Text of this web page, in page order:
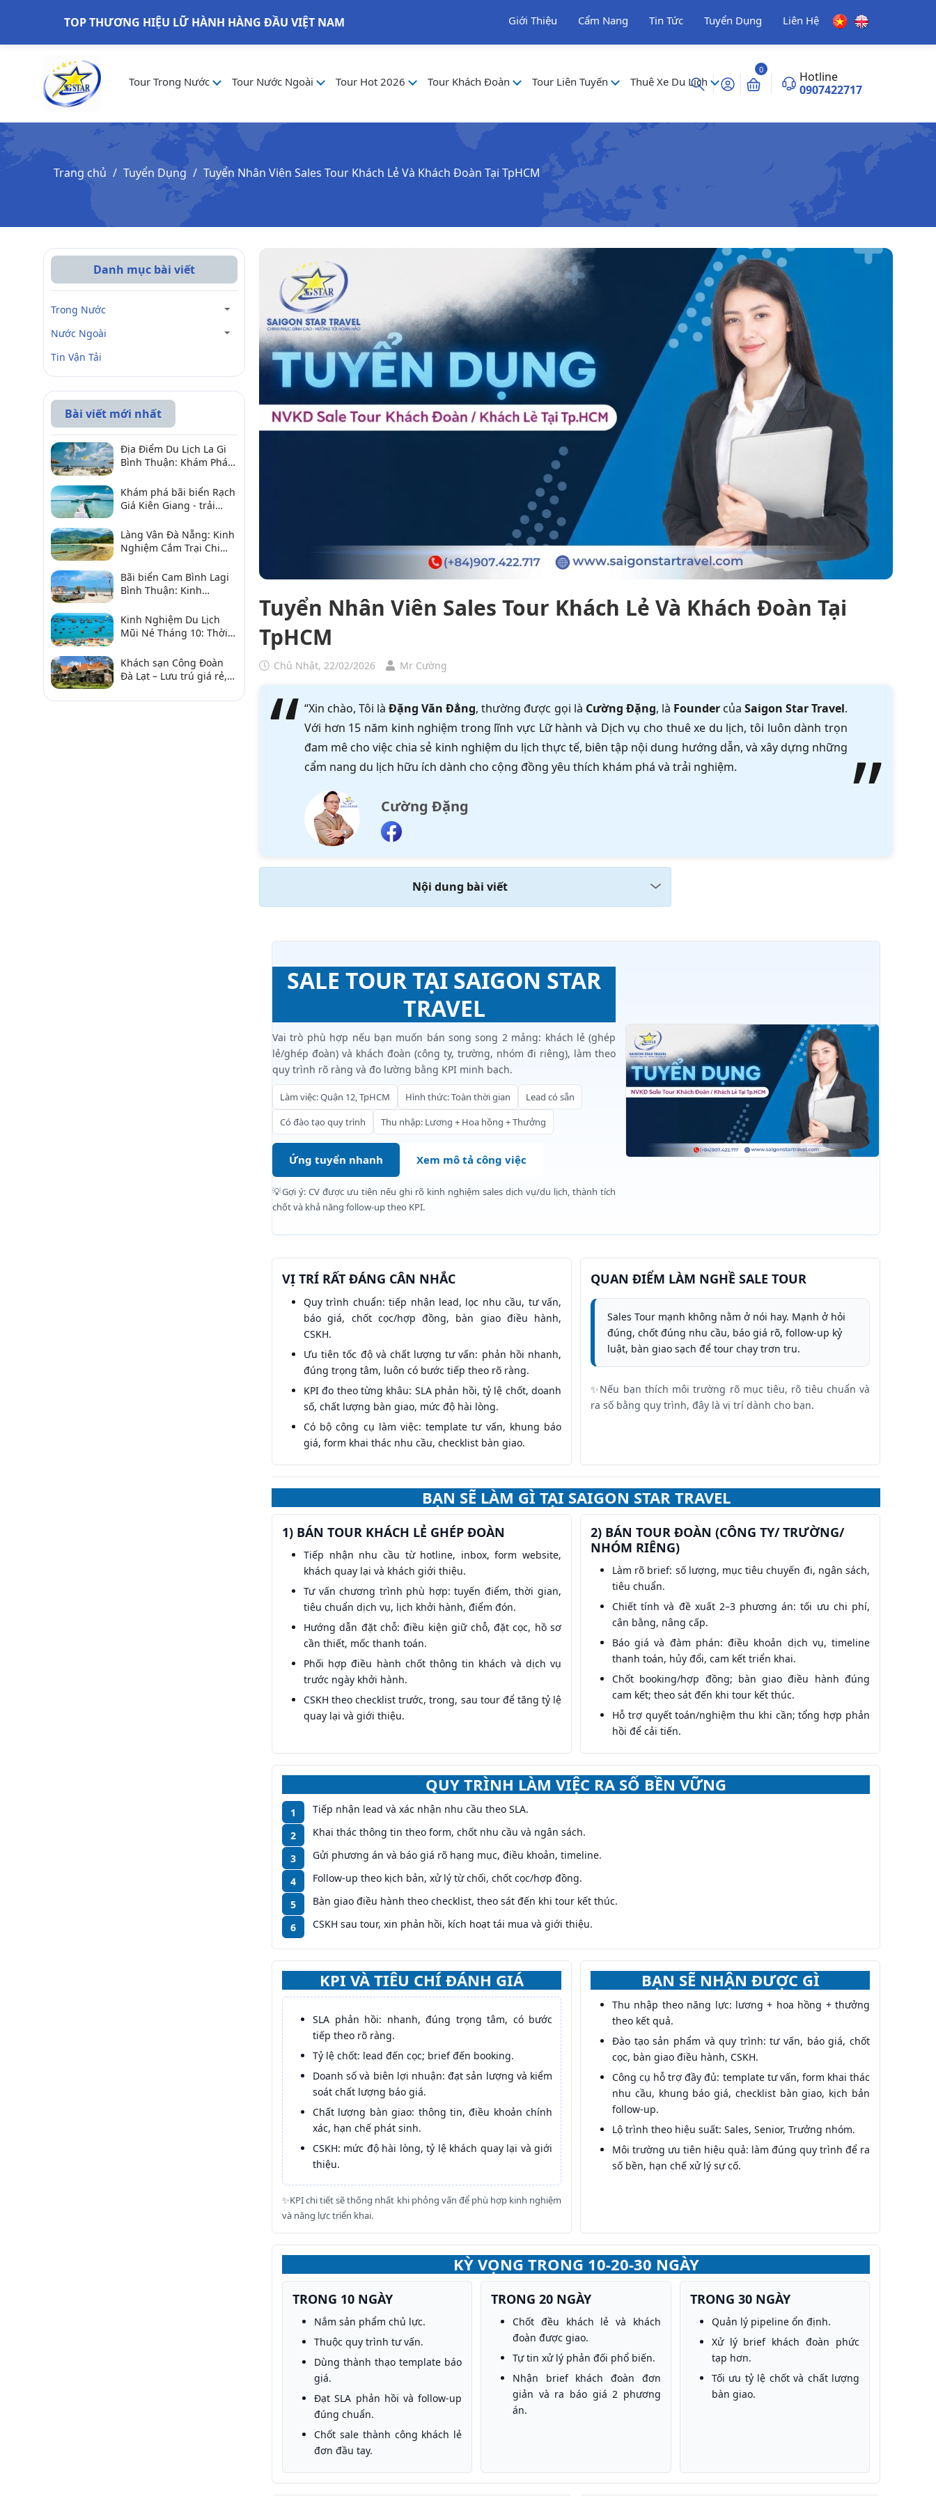
TOP THƯƠNG HIỆU LỮ HÀNH HÀNG ĐẦU VIỆT NAM Giới Thiệu Cẩm Nang Tin Tức Tuyển Dụng Liên Hệ
Tour Trong Nước Tour Nước Ngoài Tour Hot 2026 Tour Khách Đoàn Tour Liên Tuyến Thuê Xe Du Lịch
0
Hotline
0907422717
Trang chủ Tuyển Dụng Tuyển Nhân Viên Sales Tour Khách Lẻ Và Khách Đoàn Tại TpHCM
Tuyển Nhân Viên Sales Tour Khách Lẻ Và Khách Đoàn Tại
TpHCM
Chủ Nhật, 22/02/2026 Mr Cường
“Xin chào, Tôi làĐặng Văn Đẳng, thường được gọi là Cường Đặng, là Foundercủa Saigon Star Travel.
Với hơn 15 năm kinh nghiệm trong lĩnh vực Lữ hành và Dịch vụ cho thuê xe du lịch, tôi luôn dành trọn
đam mê cho việc chia sẻ kinh nghiệm du lịch thực tế, biên tập nội dung hướng dẫn, và xây dựng những
cẩm nang du lịch hữu ích dành cho cộng đồng yêu thích khám phá và trải nghiệm.
Cường Đặng
Nội dung bài viết
SALE TOUR TẠI SAIGON STAR
TRAVEL
Vai trò phù hợp nếu bạn muốn bán song song 2 mảng: khách lẻ (ghép
lẻ/ghép đoàn) và khách đoàn (công ty, trường, nhóm đi riêng), làm theo
quy trình rõ ràng và đo lường bằng KPI minh bạch.
Làm việc: Quận 12, TpHCM Hình thức: Toàn thời gian
Lead có sẵn
Có đào tạo quy trình
Thu nhập: Lương + Hoa hồng + Thưởng
Ứng tuyển nhanh Xem mô tả công việc
💡Gợi ý: CV được ưu tiên nếu ghi rõ kinh nghiệm sales dịch vụ/du lịch, thành tích
chốt và khả năng follow-up theo KPI.
VỊ TRÍ RẤT ĐÁNG CÂN NHẮC
Quy trình chuẩn: tiếp nhận lead, lọc nhu cầu, tư vấn,
báo giá, chốt cọc/hợp đồng, bàn giao điều hành,
CSKH.
Ưu tiên tốc độ và chất lượng tư vấn: phản hồi nhanh,
đúng trọng tâm, luôn có bước tiếp theo rõ ràng.
KPI đo theo từng khâu: SLA phản hồi, tỷ lệ chốt, doanh
số, chất lượng bàn giao, mức độ hài lòng.
Có bộ công cụ làm việc: template tư vấn, khung báo
giá, form khai thác nhu cầu, checklist bàn giao.
QUAN ĐIỂM LÀM NGHỀ SALE TOUR
Sales Tour mạnh không nằm ở nói hay. Mạnh ở hỏi
đúng, chốt đúng nhu cầu, báo giá rõ, follow-up kỷ
luật, bàn giao sạch để tour chạy trơn tru.
✨Nếu bạn thích môi trường rõ mục tiêu, rõ tiêu chuẩn và
ra số bằng quy trình, đây là vị trí dành cho bạn.
BẠN SẼ LÀM GÌ TẠI SAIGON STAR TRAVEL
1) BÁN TOUR KHÁCH LẺ GHÉP ĐOÀN
Tiếp nhận nhu cầu từ hotline, inbox, form website,
khách quay lại và khách giới thiệu.
Tư vấn chương trình phù hợp: tuyến điểm, thời gian,
tiêu chuẩn dịch vụ, lịch khởi hành, điểm đón.
Hướng dẫn đặt chỗ: điều kiện giữ chỗ, đặt cọc, hồ sơ
cần thiết, mốc thanh toán.
Phối hợp điều hành chốt thông tin khách và dịch vụ
trước ngày khởi hành.
CSKH theo checklist trước, trong, sau tour để tăng tỷ lệ
quay lại và giới thiệu.
2) BÁN TOUR ĐOÀN (CÔNG TY/ TRƯỜNG/
NHÓM RIÊNG)
Làm rõ brief: số lượng, mục tiêu chuyến đi, ngân sách,
tiêu chuẩn.
Chiết tính và đề xuất 2–3 phương án: tối ưu chi phí,
cân bằng, nâng cấp.
Báo giá và đàm phán: điều khoản dịch vụ, timeline
thanh toán, hủy đổi, cam kết triển khai.
Chốt booking/hợp đồng; bàn giao điều hành đúng
cam kết; theo sát đến khi tour kết thúc.
Hỗ trợ quyết toán/nghiệm thu khi cần; tổng hợp phản
hồi để cải tiến.
QUY TRÌNH LÀM VIỆC RA SỐ BỀN VỮNG
Tiếp nhận lead và xác nhận nhu cầu theo SLA.
Khai thác thông tin theo form, chốt nhu cầu và ngân sách.
Gửi phương án và báo giá rõ hạng mục, điều khoản, timeline.
Follow-up theo kịch bản, xử lý từ chối, chốt cọc/hợp đồng.
Bàn giao điều hành theo checklist, theo sát đến khi tour kết thúc.
CSKH sau tour, xin phản hồi, kích hoạt tái mua và giới thiệu.
KPI VÀ TIÊU CHÍ ĐÁNH GIÁ
SLA phản hồi: nhanh, đúng trọng tâm, có bước
tiếp theo rõ ràng.
Tỷ lệ chốt: lead đến cọc; brief đến booking.
Doanh số và biên lợi nhuận: đạt sản lượng và kiểm
soát chất lượng báo giá.
Chất lượng bàn giao: thông tin, điều khoản chính
xác, hạn chế phát sinh.
CSKH: mức độ hài lòng, tỷ lệ khách quay lại và giới
thiệu.
✨KPI chi tiết sẽ thống nhất khi phỏng vấn để phù hợp kinh nghiệm
và năng lực triển khai.
BẠN SẼ NHẬN ĐƯỢC GÌ
Thu nhập theo năng lực: lương + hoa hồng + thưởng
theo kết quả.
Đào tạo sản phẩm và quy trình: tư vấn, báo giá, chốt
cọc, bàn giao điều hành, CSKH.
Công cụ hỗ trợ đầy đủ: template tư vấn, form khai thác
nhu cầu, khung báo giá, checklist bàn giao, kịch bản
follow-up.
Lộ trình theo hiệu suất: Sales, Senior, Trưởng nhóm.
Môi trường ưu tiên hiệu quả: làm đúng quy trình để ra
số bền, hạn chế xử lý sự cố.
KỲ VỌNG TRONG 10-20-30 NGÀY
TRONG 10 NGÀY
Nắm sản phẩm chủ lực.
Thuộc quy trình tư vấn.
Dùng thành thạo template báo
giá.
Đạt SLA phản hồi và follow-up
đúng chuẩn.
Chốt sale thành công khách lẻ
đơn đầu tay.
TRONG 20 NGÀY
Chốt đều khách lẻ và khách
đoàn được giao.
Tự tin xử lý phản đối phổ biến.
Nhận brief khách đoàn đơn
giản và ra báo giá 2 phương
án.
TRONG 30 NGÀY
Quản lý pipeline ổn định.
Xử lý brief khách đoàn phức
tạp hơn.
Tối ưu tỷ lệ chốt và chất lượng
bàn giao.
Danh mục bài viết
Trong Nước
Nước Ngoài
Tin Vận Tải
Bài viết mới nhất
Địa Điểm Du Lịch La Gi
Bình Thuận: Khám Phá 6
2026
Khám phá bãi biển Rạch
Giá Kiên Giang - trải
Làng Vân Đà Nẵng: Kinh
Nghiệm Cắm Trại Chi
Bãi biển Cam Bình Lagi
Bình Thuận: Kinh
sản, điểm gần
Kinh Nghiệm Du Lịch
Mũi Né Tháng 10: Thời
Khách sạn Công Đoàn
Đà Lạt – Lưu trú giá rẻ,
Hương